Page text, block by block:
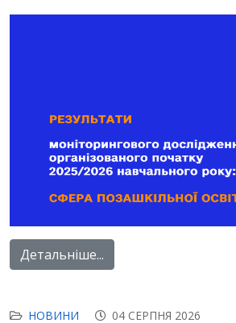
Детальніше...
НОВИНИ 04 СЕРПНЯ 2026